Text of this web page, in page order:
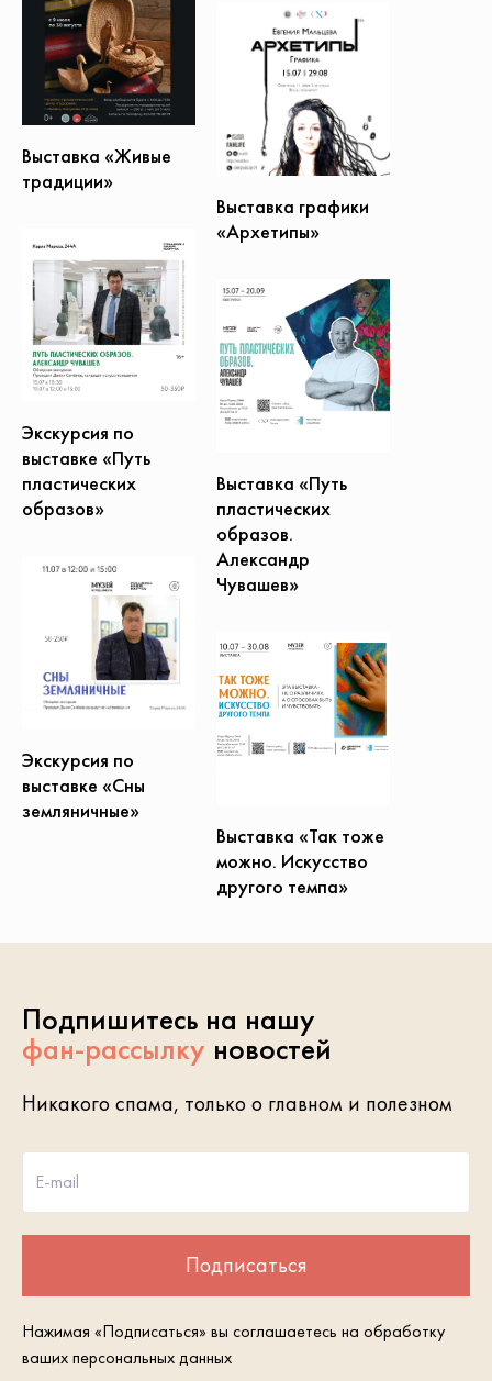
Выставка «Живые
традиции»
Выставка графики
«Архетипы»
Экскурсия по
выставке «Путь
пластических
образов»
Выставка «Путь
пластических
образов.
Александр
Чувашев»
Экскурсия по
выставке «Сны
земляничные»
Выставка «Так тоже
можно. Искусство
другого темпа»
Подпишитесь на нашу
фан-рассылку новостей
Никакого спама, только о главном и полезном
E-mail
Подписаться
Нажимая «Подписаться» вы соглашаетесь на обработку
ваших персональных данных